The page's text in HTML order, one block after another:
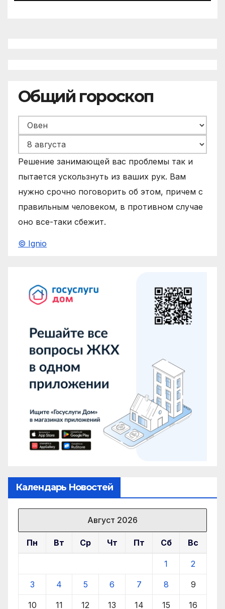
Общий гороскоп
Решение занимающей вас проблемы так и
пытается ускользнуть из ваших рук. Вам
нужно срочно поговорить об этом, причем с
правильным человеком, в противном случае
оно все-таки сбежит.
© Ignio
Календарь Новостей
Август 2026
Пн Вт Ср Чт Пт Сб Вс
1 2
3 4 5 6 7 8 9
10 11 12 13 14 15 16